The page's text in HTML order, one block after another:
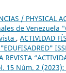
/ PHYSICAL
de Venezuela
, ACTIVIDAD
REVISTA
15 Núm. 2